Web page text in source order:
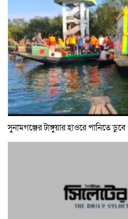
সুনামগঞ্জের টাঙ্গুয়ার হাওরে পানিতে